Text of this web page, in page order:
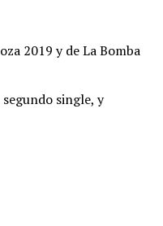
2019 y de La Bomba
single, y